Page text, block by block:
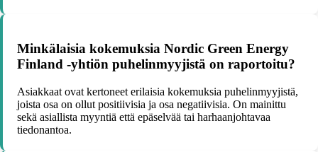
Minkälaisia kokemuksia Nordic Green Energy
Finland -yhtiön puhelinmyyjistä on raportoitu?
Asiakkaat ovat kertoneet erilaisia kokemuksia puhelinmyyjistä,
joista osa on ollut positiivisia ja osa negatiivisia. On mainittu
sekä asiallista myyntiä että epäselvää tai harhaanjohtavaa
tiedonantoa.